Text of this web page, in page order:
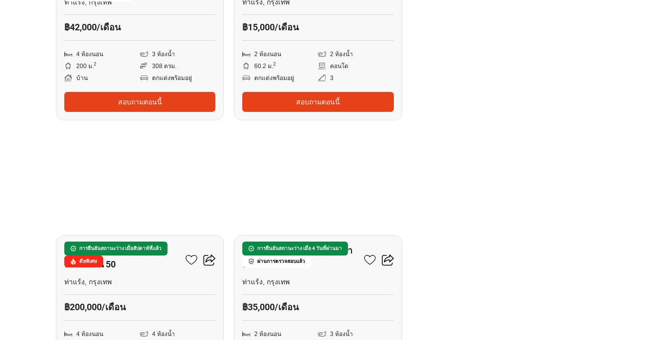
ท่าแร้ง, กรุงเทพ
฿42,000/เดือน
4 ห้องนอน
3 ห้องน้ำ
200 ม.2
308 ตรม.
บ้าน
ตกแต่งพร้อมอยู่
สอบถามตอนนี้
ท่าแร้ง, กรุงเทพ
฿15,000/เดือน
2 ห้องนอน
2 ห้องน้ำ
60.2 ม.2
คอนโด
ตกแต่งพร้อมอยู่
3
สอบถามตอนนี้
การยืนยันสถานะว่าง เมื่อสัปดาห์ที่แล้ว
ดีลพิเศษ
นันทวัน รามอินทรา -
พหลโยธิน 50
ท่าแร้ง, กรุงเทพ
฿200,000/เดือน
4 ห้องนอน
4 ห้องน้ำ
การยืนยันสถานะว่าง เมื่อ 4 วันที่ผ่านมา
ผ่านการตรวจสอบแล้ว
ทาวน์เฮ้าส์ 2-ห้องนอน ใน ท่า
แร้ง
ท่าแร้ง, กรุงเทพ
฿35,000/เดือน
2 ห้องนอน
3 ห้องน้ำ